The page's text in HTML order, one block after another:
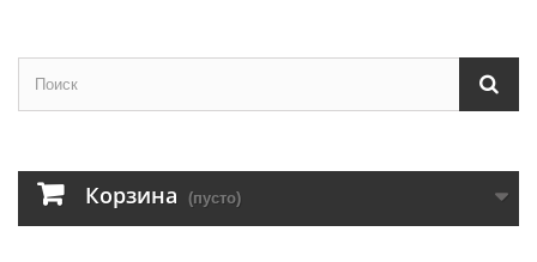
Корзина (пусто)